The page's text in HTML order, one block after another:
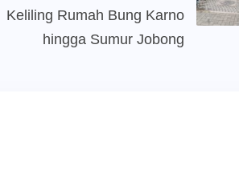
Keliling Rumah Bung Karno
hingga Sumur Jobong